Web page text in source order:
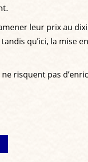
leur prix au
qu’ici, la mise
risquent pas